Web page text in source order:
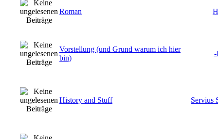
Roman
Vorstellung (und Grund warum ich hier
bin)
-
History and Stuff Servius